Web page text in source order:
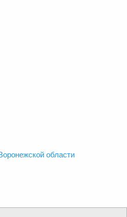
области